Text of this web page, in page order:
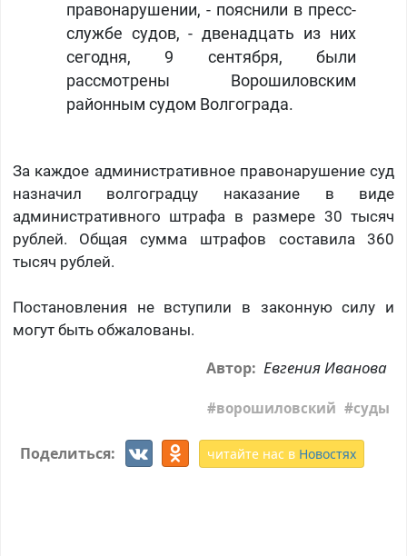
правонарушении, - пояснили в пресс-
службе судов, - двенадцать из них
сегодня, 9 сентября, были
рассмотрены Ворошиловским
районным судом Волгограда.
За каждое административное правонарушение суд
назначил волгоградцу наказание в виде
административного штрафа в размере 30 тысяч
рублей. Общая сумма штрафов составила 360
тысяч рублей.
Постановления не вступили в законную силу и
могут быть обжалованы.
Автор: Евгения Иванова
ворошиловский суды
Поделиться: читайте нас в Новостях